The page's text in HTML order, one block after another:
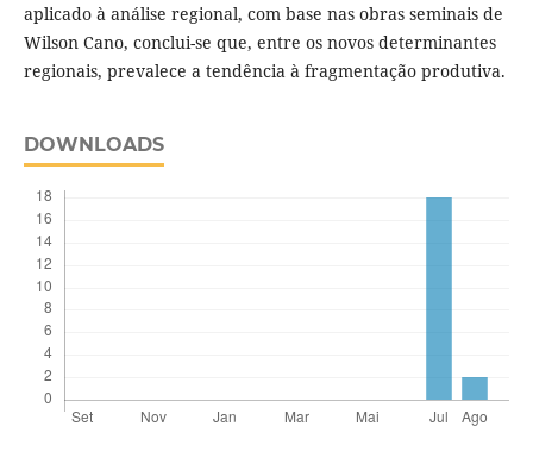
aplicado à análise regional, com base nas obras seminais de
Wilson Cano, conclui-se que, entre os novos determinantes
regionais, prevalece a tendência à fragmentação produtiva.
DOWNLOADS